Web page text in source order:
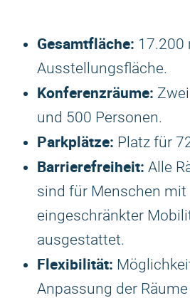
Gesamtfläche: 17.200
Ausstellungsfläche.
Konferenzräume:
und 500 Personen.
Parkplätze: Platz für
Barrierefreiheit: Alle
sind für Menschen mit
eingeschränkter
ausgestattet.
Flexibilität:
Anpassung der Räume